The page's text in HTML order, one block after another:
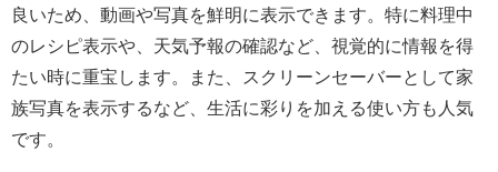
良いため、動画や写真を鮮明に表示できます。特に料理中
のレシピ表示や、天気予報の確認など、視覚的に情報を得
たい時に重宝します。また、スクリーンセーバーとして家
族写真を表示するなど、生活に彩りを加える使い方も人気
です。